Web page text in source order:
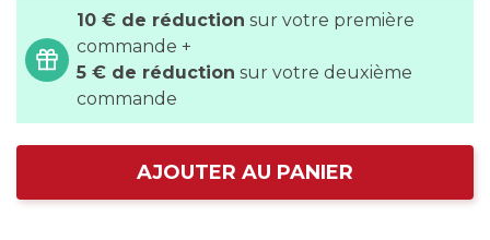
10 € de réduction sur votre première
commande +
5 € de réduction sur votre deuxième
commande
AJOUTER AU PANIER